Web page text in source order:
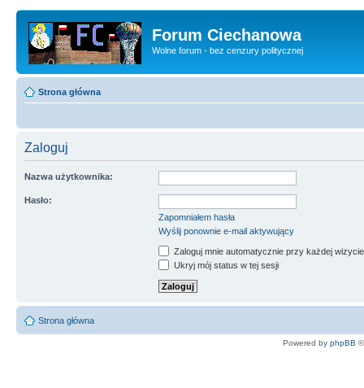
Forum Ciechanowa
Wolne forum - bez cenzury politycznej
Strona główna
Zaloguj
Nazwa użytkownika:
Hasło:
Zapomniałem hasła
Wyślij ponownie e-mail aktywujący
Zaloguj mnie automatycznie przy każdej wizycie
Ukryj mój status w tej sesji
Strona główna
Powered by phpBB